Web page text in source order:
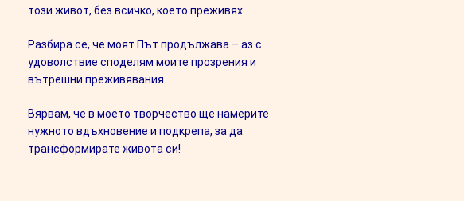
този живот, без всичко, което преживях.
Разбира се, че моят Път продължава – аз с
удоволствие споделям моите прозрения и
вътрешни преживявания.
Вярвам, че в моето творчество ще намерите
нужното вдъхновение и подкрепа, за да
трансформирате живота си!